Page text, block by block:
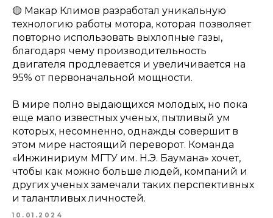
🟡 Макар Климов разработал уникальную
технологию работы мотора, которая позволяет
повторно использовать выхлопные газы,
благодаря чему производительность
двигателя продлевается и увеличивается на
95% от первоначальной мощности.
В мире полно выдающихся молодых, но пока
еще мало известных ученых, пытливый ум
которых, несомненно, однажды совершит в
этом мире настоящий переворот. Команда
«Инжинириум МГТУ им. Н.Э. Баумана» хочет,
чтобы как можно больше людей, компаний и
других ученых замечали таких перспективных
и талантливых личностей.
10.01.2024